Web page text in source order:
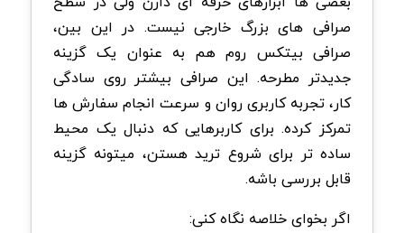
صرافی های بزرگ خارجی نیست. در این بین،
صرافی بیتکس روم هم به عنوان یک گزینه
جدیدتر مطرحه. این صرافی بیشتر روی سادگی
کار، تجربه کاربری روان و سرعت انجام سفارش ها
تمرکز کرده. برای کاربرهایی که دنبال یک محیط
ساده تر برای شروع ترید هستن، میتونه گزینه
قابل بررسی باشه.
اگر بخوای خلاصه نگاه کنی: